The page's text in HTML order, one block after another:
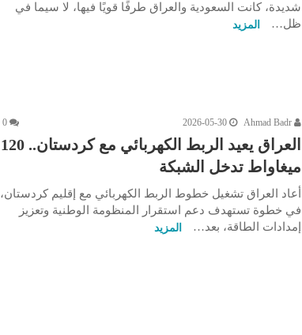
شديدة، كانت السعودية والعراق طرفًا قويًا فيها، لا سيما في
ظل…
المزيد
Ahmad Badr
2026-05-30
0
العراق يعيد الربط الكهربائي مع كردستان.. 120
ميغاواط تدخل الشبكة
أعاد العراق تشغيل خطوط الربط الكهربائي مع إقليم كردستان،
في خطوة تستهدف دعم استقرار المنظومة الوطنية وتعزيز
إمدادات الطاقة، بعد…
المزيد